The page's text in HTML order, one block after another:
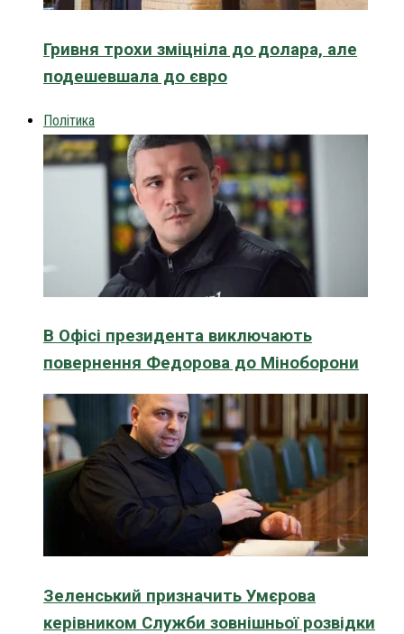
Гривня трохи зміцніла до долара, але
подешевшала до євро
Політика
В Офісі президента виключають
повернення Федорова до Міноборони
Зеленський призначить Умєрова
керівником Служби зовнішньої розвідки